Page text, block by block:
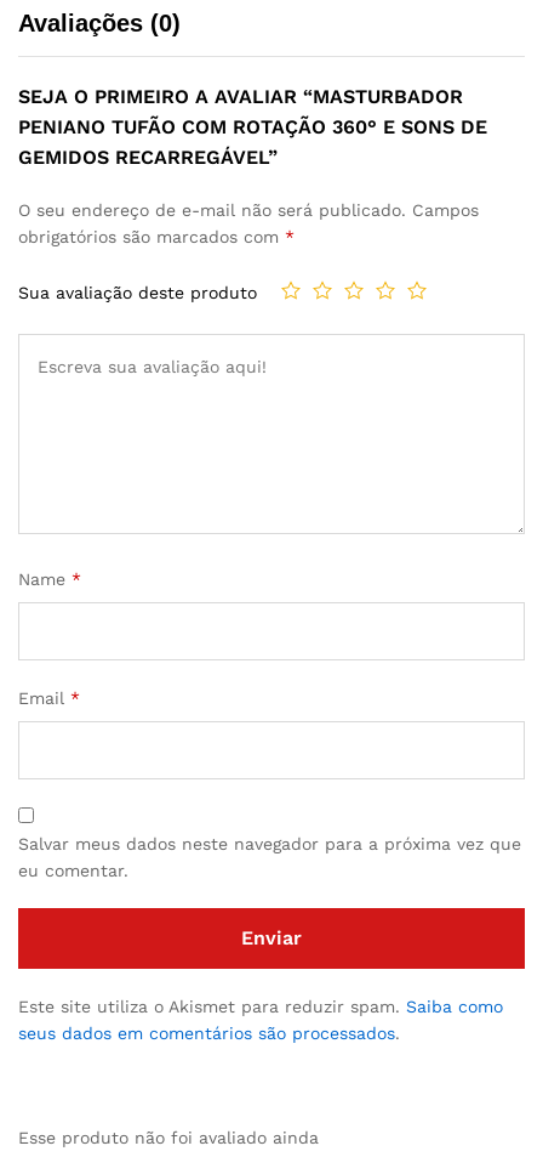
Avaliações (0)
SEJA O PRIMEIRO A AVALIAR “MASTURBADOR
PENIANO TUFÃO COM ROTAÇÃO 360° E SONS DE
GEMIDOS RECARREGÁVEL”
O seu endereço de e-mail não será publicado. Campos
obrigatórios são marcados com *
Sua avaliação deste produto
Name *
Email *
Salvar meus dados neste navegador para a próxima vez que
eu comentar.
Este site utiliza o Akismet para reduzir spam. Saiba como
seus dados em comentários são processados.
Esse produto não foi avaliado ainda